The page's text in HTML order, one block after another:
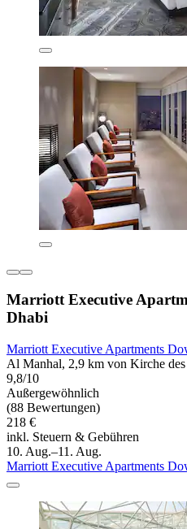
Marriott Executive
Dhabi
Marriott Executive Apartments
Al Manhal, 2,9 km von Kirche
9,8/10
Außergewöhnlich
(88 Bewertungen)
218 €
inkl. Steuern & Gebühren
10. Aug.–11. Aug.
Marriott Executive Apartments